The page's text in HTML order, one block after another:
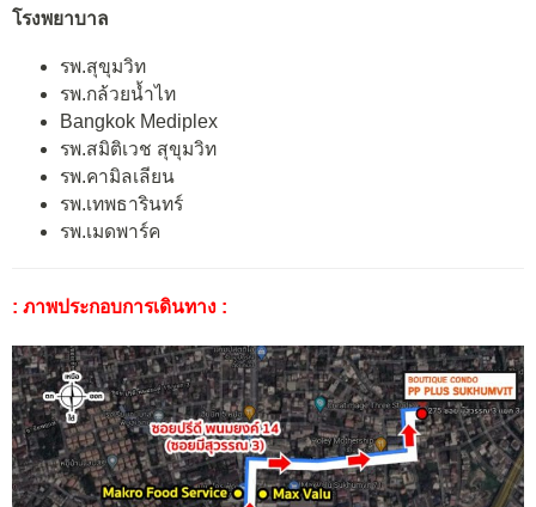
โรงพยาบาล
รพ.สุขุมวิท
รพ.กล้วยน้ำไท
Bangkok Mediplex
รพ.สมิติเวช สุขุมวิท
รพ.คามิลเลียน
รพ.เทพธารินทร์
รพ.เมดพาร์ค
: ภาพประกอบการเดินทาง :